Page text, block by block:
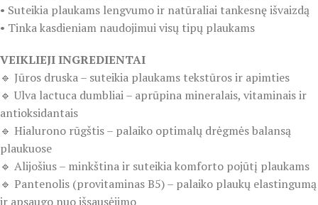
• Suteikia plaukams lengvumo ir natūraliai tankesnę išvaizdą
• Tinka kasdieniam naudojimui visų tipų plaukams
VEIKLIEJI INGREDIENTAI
🔹 Jūros druska – suteikia plaukams tekstūros ir apimties
🔹 Ulva lactuca dumbliai – aprūpina mineralais, vitaminais ir
antioksidantais
🔹 Hialurono rūgštis – palaiko optimalų drėgmės balansą
plaukuose
🔹 Alijošius – minkština ir suteikia komforto pojūtį plaukams
🔹 Pantenolis (provitaminas B5) – palaiko plaukų elastingumą
ir apsaugo nuo išsausėjimo